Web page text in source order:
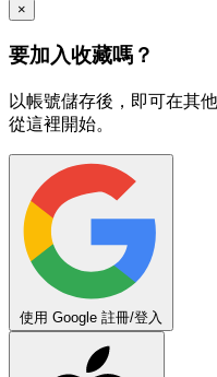
×
要加入收藏嗎？
以帳號儲存後，即可在其
從這裡開始。
使用 Google 註冊/登入